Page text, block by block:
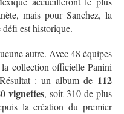
mais pour Sanchez, la
est historique.
autre. Avec 48 équipes
collection officielle Panini
: un album de 112
vignettes, soit 310 de plus
la création du premier